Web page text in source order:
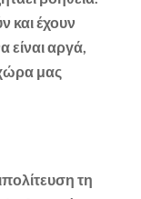
και έχουν
αργά,
μας
τη